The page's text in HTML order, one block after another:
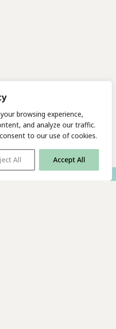
browsing experience,
and analyze our traffic.
to our use of cookies.
All Accept All